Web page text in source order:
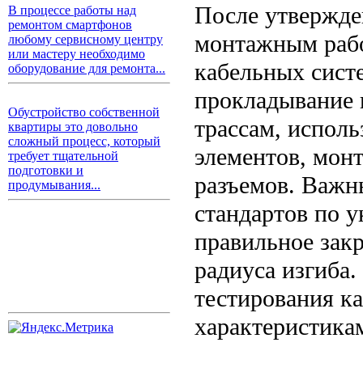
В процессе работы над
ремонтом смартфонов
любому сервисному центру
или мастеру необходимо
оборудование для ремонта...
Обустройство собственной
квартиры это довольно
сложный процесс, который
требует тщательной
подготовки и
продумывания...
После
монтажным
кабельных
прокладывание
трассам,
элементов,
разъемов.
стандартов по
правильное
радиуса
тестирования